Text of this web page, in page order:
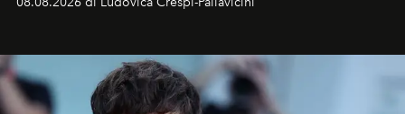
celeste per seguire il passaggio delle
all’universo i desideri più segreti